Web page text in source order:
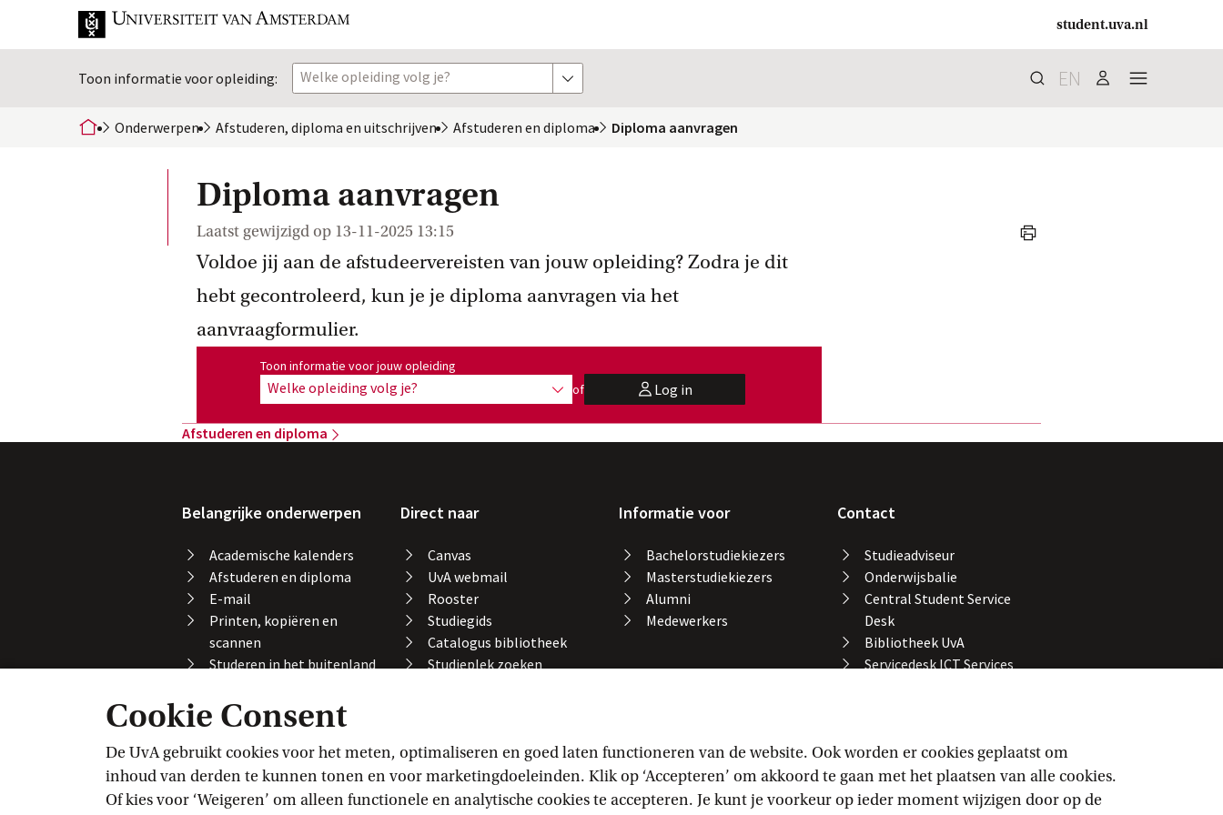
Cookie Consent
De UvA gebruikt cookies voor het meten, optimaliseren en goed laten functioneren van de website. Ook worden er cookies geplaatst om
inhoud van derden te kunnen tonen en voor marketingdoeleinden. Klik op ‘Accepteren’ om akkoord te gaan met het plaatsen van alle cookies.
Of kies voor ‘Weigeren’ om alleen functionele en analytische cookies te accepteren. Je kunt je voorkeur op ieder moment wijzigen door op de
student.uva.nl
Toon informatie voor opleiding: Welke opleiding volg je? toon opties Zoeksearch
EN user menu
Onderwerpen Afstuderen, diploma en uitschrijven Afstuderen en diploma Diploma aanvragen
Diploma aanvragen
Laatst gewijzigd op 13-11-2025 13:15
print
Voldoe jij aan de afstudeervereisten van jouw opleiding? Zodra je dit
hebt gecontroleerd, kun je je diploma aanvragen via het
aanvraagformulier.
Toon informatie voor opleiding:
Toon informatie voor jouw opleiding
Welke opleiding volg je? toon opties
of userLog in
Afstuderen en diploma
Belangrijke onderwerpen
Academische kalenders
Afstuderen en diploma
E-mail
Printen, kopiëren en
scannen
Studeren in het buitenland
VPN
Wifi
Direct naar
Canvas
UvA webmail
Rooster
Studiegids
Catalogus bibliotheek
Studieplek zoeken
Informatie voor
Bachelorstudiekiezers
Masterstudiekiezers
Alumni
Medewerkers
Contact
Studieadviseur
Onderwijsbalie
Central Student Service
Desk
Bibliotheek UvA
Servicedesk ICT Services
Vertrouwenspersonen